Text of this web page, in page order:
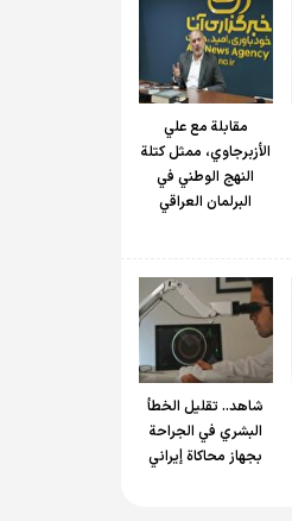
مقابلة مع علي
الأزبرجاوي، ممثل كتلة
النهج الوطني في
البرلمان العراقي
شاهد.. تقليل الخطأ
البشري في الجراحة
بجهاز محاكاة إيراني